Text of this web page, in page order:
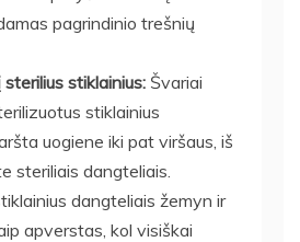
pagrindinio trešnių
stiklainius: Švariai
stiklainius
uogiene iki pat viršaus, iš
steriliais dangteliais.
dangteliais žemyn ir
apverstas, kol visiškai